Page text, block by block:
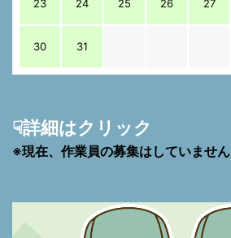
23 24 25 26 27
30 31
☟詳細はクリック
※現在、作業員の募集はしていません